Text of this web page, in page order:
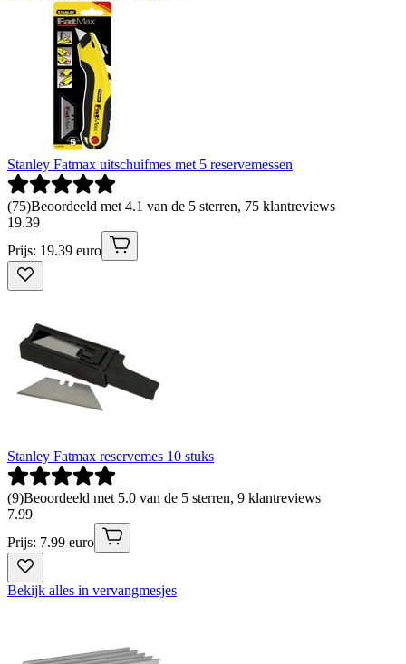
Stanley Fatmax uitschuifmes met 5 reservemessen
(75)Beoordeeld met 4.1 van de 5 sterren, 75 klantreviews
19.39
Prijs: 19.39 euro
Stanley Fatmax reservemes 10 stuks
(9)Beoordeeld met 5.0 van de 5 sterren, 9 klantreviews
7.99
Prijs: 7.99 euro
Bekijk alles in vervangmesjes